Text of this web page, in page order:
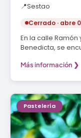
📍Sestao
Cerrado · abre
En la calle
Benedicta, se
Más información ❯
Pastelería